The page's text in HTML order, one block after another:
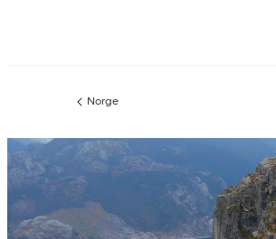
Forrige
:
Norge